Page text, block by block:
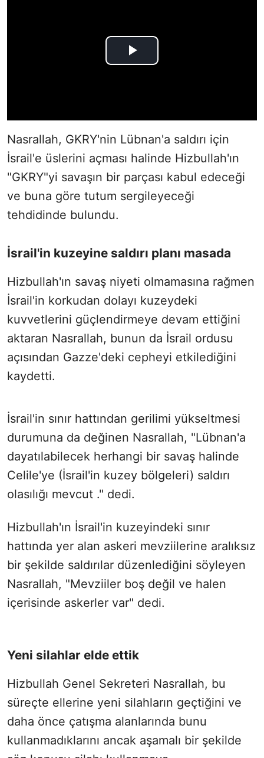
Nasrallah, GKRY'nin Lübnan'a saldırı için
İsrail'e üslerini açması halinde Hizbullah'ın
"GKRY"yi savaşın bir parçası kabul edeceği
ve buna göre tutum sergileyeceği
tehdidinde bulundu.
İsrail'in kuzeyine saldırı planı masada
Hizbullah'ın savaş niyeti olmamasına rağmen
İsrail'in korkudan dolayı kuzeydeki
kuvvetlerini güçlendirmeye devam ettiğini
aktaran Nasrallah, bunun da İsrail ordusu
açısından Gazze'deki cepheyi etkilediğini
kaydetti.
İsrail'in sınır hattından gerilimi yükseltmesi
durumuna da değinen Nasrallah, "Lübnan'a
dayatılabilecek herhangi bir savaş halinde
Celile'ye (İsrail'in kuzey bölgeleri) saldırı
olasılığı mevcut ." dedi.
Hizbullah'ın İsrail'in kuzeyindeki sınır
hattında yer alan askeri mevziilerine aralıksız
bir şekilde saldırılar düzenlediğini söyleyen
Nasrallah, "Mevziiler boş değil ve halen
içerisinde askerler var" dedi.
Yeni silahlar elde ettik
Hizbullah Genel Sekreteri Nasrallah, bu
süreçte ellerine yeni silahların geçtiğini ve
daha önce çatışma alanlarında bunu
kullanmadıklarını ancak aşamalı bir şekilde